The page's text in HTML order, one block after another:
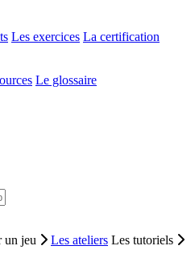
Les exercices La certification
Le glossaire
un jeu Les ateliers Les tutoriels